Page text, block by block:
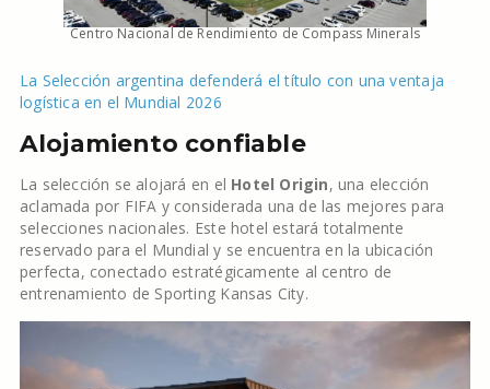
Centro Nacional de Rendimiento de Compass Minerals
La Selección argentina defenderá el título con una ventaja
logística en el Mundial 2026
Alojamiento confiable
La selección se alojará en el Hotel Origin, una elección
aclamada por FIFA y considerada una de las mejores para
selecciones nacionales. Este hotel estará totalmente
reservado para el Mundial y se encuentra en la ubicación
perfecta, conectado estratégicamente al centro de
entrenamiento de Sporting Kansas City.